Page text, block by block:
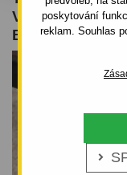
poskytování
reklam. Souhlas

VERSO - E12J
BAJONETOVÝ